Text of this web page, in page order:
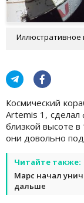
Иллюстративное
Космический
Artemis 1,
близкой высоте
они довольно
Читайте также:
Марс начал
дальше